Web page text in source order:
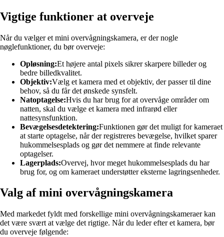
Vigtige funktioner at overveje
Når du vælger et mini overvågningskamera, er der nogle
nøglefunktioner, du bør overveje:
Opløsning:Et højere antal pixels sikrer skarpere billeder og
bedre billedkvalitet.
Objektiv:Vælg et kamera med et objektiv, der passer til dine
behov, så du får det ønskede synsfelt.
Natoptagelse:Hvis du har brug for at overvåge områder om
natten, skal du vælge et kamera med infrarød eller
nattesynsfunktion.
Bevægelsesdetektering:Funktionen gør det muligt for kameraet
at starte optagelse, når der registreres bevægelse, hvilket sparer
hukommelsesplads og gør det nemmere at finde relevante
optagelser.
Lagerplads:Overvej, hvor meget hukommelsesplads du har
brug for, og om kameraet understøtter eksterne lagringsenheder.
Valg af mini overvågningskamera
Med markedet fyldt med forskellige mini overvågningskameraer kan
det være svært at vælge det rigtige. Når du leder efter et kamera, bør
du overveje følgende: